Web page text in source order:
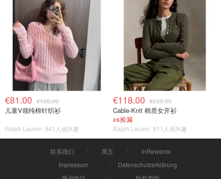
€81.00 €135.00
儿童V领纯棉针织衫
Ralph Lauren 941人感兴趣
€118.00 €235.00
Cable-Knit 棉质女开衫
xs捡漏
Ralph Lauren 911人感兴趣
联系我们 黑五
InRewards
Impressum
Datenschutzerklärung